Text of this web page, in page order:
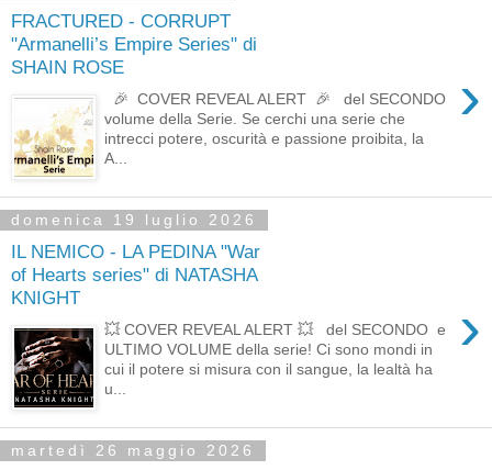
FRACTURED - CORRUPT
"Armanelli’s Empire Series" di
SHAIN ROSE
›
🎉 COVER REVEAL ALERT 🎉 del SECONDO
volume della Serie. Se cerchi una serie che
intrecci potere, oscurità e passione proibita, la
A...
domenica 19 luglio 2026
IL NEMICO - LA PEDINA "War
of Hearts series" di NATASHA
KNIGHT
›
💥 COVER REVEAL ALERT 💥 del SECONDO e
ULTIMO VOLUME della serie! Ci sono mondi in
cui il potere si misura con il sangue, la lealtà ha
u...
martedì 26 maggio 2026